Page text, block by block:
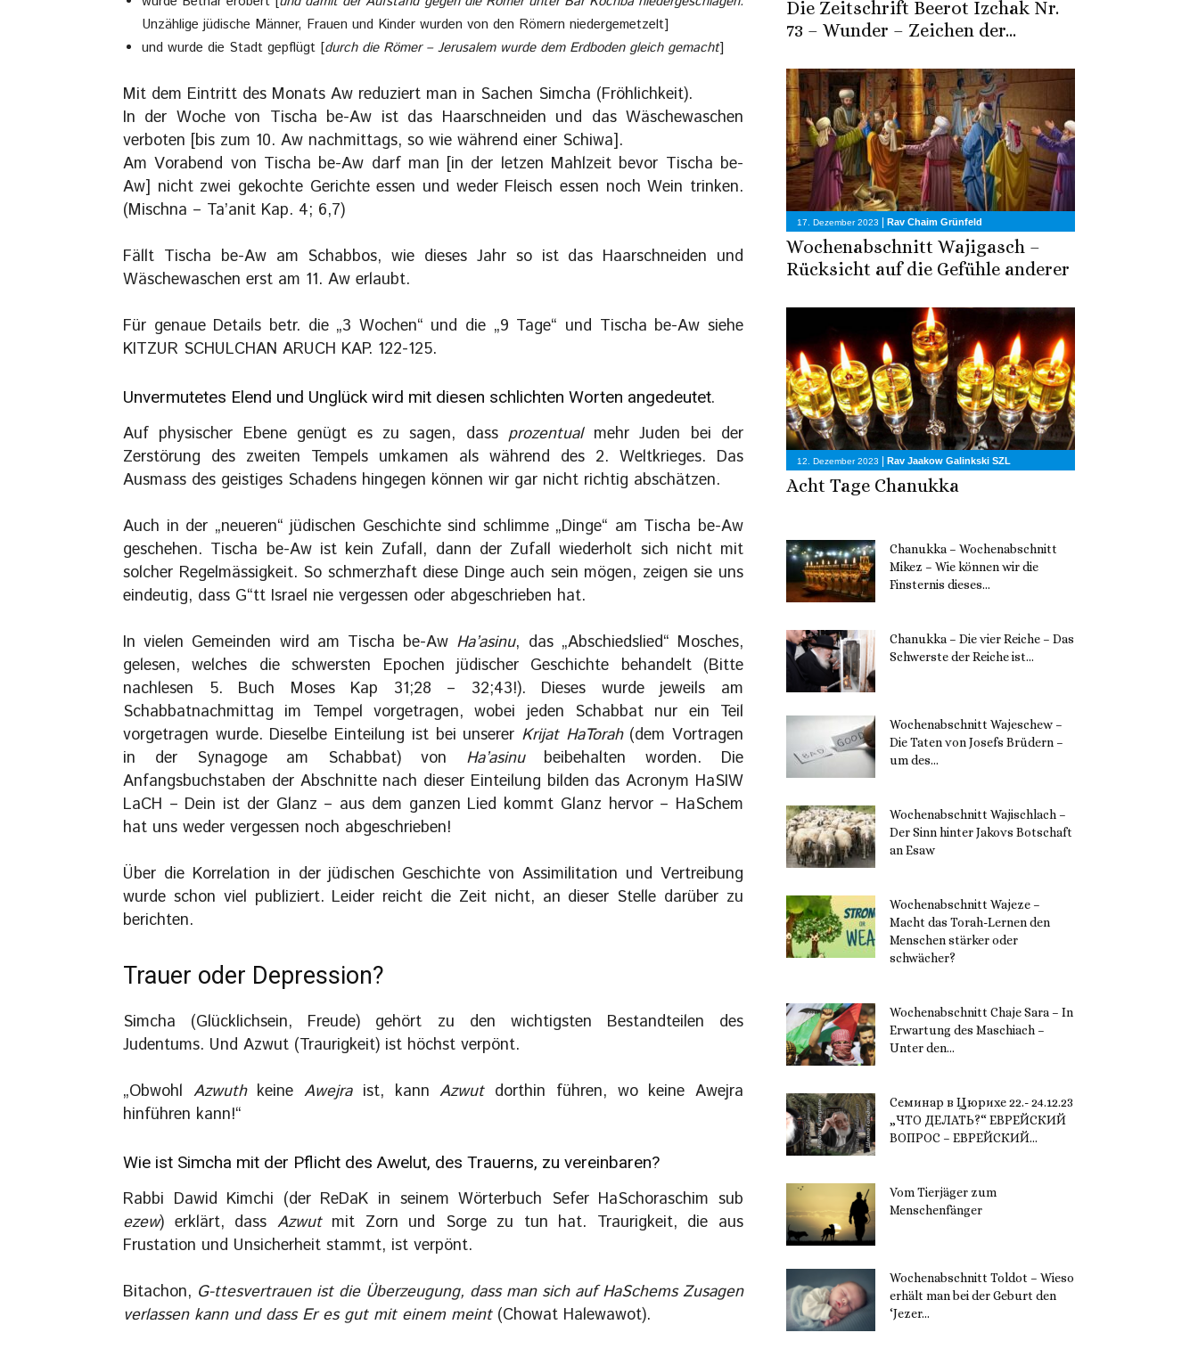
Unzählige jüdische Männer, Frauen und Kinder wurden von den Römern niedergemetzelt]
und wurde die Stadt gepflügt [durch die Römer – Jerusalem wurde dem Erdboden gleich gemacht]
Mit dem Eintritt des Monats Aw reduziert man in Sachen Simcha (Fröhlichkeit).
In der Woche von Tischa be-Aw ist das Haarschneiden und das Wäschewaschen
verboten [bis zum 10. Aw nachmittags, so wie während einer Schiwa].
Am Vorabend von Tischa be-Aw darf man [in der letzen Mahlzeit bevor Tischa be-
Aw] nicht zwei gekochte Gerichte essen und weder Fleisch essen noch Wein trinken.
(Mischna – Ta’anit Kap. 4; 6,7)
Fällt Tischa be-Aw am Schabbos, wie dieses Jahr so ist das Haarschneiden und
Wäschewaschen erst am 11. Aw erlaubt.
Für genaue Details betr. die „3 Wochen“ und die „9 Tage“ und Tischa be-Aw siehe
KITZUR SCHULCHAN ARUCH KAP. 122-125.
Unvermutetes Elend und Unglück wird mit diesen schlichten Worten angedeutet.
Auf physischer Ebene genügt es zu sagen, dassprozentualmehr Juden bei der
Zerstörung des zweiten Tempels umkamen als während des 2. Weltkrieges. Das
Ausmass des geistiges Schadens hingegen können wir gar nicht richtig abschätzen.
Auch in der „neueren“ jüdischen Geschichte sind schlimme „Dinge“ am Tischa be-Aw
geschehen. Tischa be-Aw ist kein Zufall, dann der Zufall wiederholt sich nicht mit
solcher Regelmässigkeit. So schmerzhaft diese Dinge auch sein mögen, zeigen sie uns
eindeutig, dass G“tt Israel nie vergessen oder abgeschrieben hat.
In vielen Gemeinden wird am Tischa be-Aw Ha’asinu, das „Abschiedslied“ Mosches,
gelesen, welches die schwersten Epochen jüdischer Geschichte behandelt (Bitte
nachlesen 5. Buch Moses Kap 31;28 – 32;43!). Dieses wurde jeweils am
Schabbatnachmittag im Tempel vorgetragen, wobei jeden Schabbat nur ein Teil
vorgetragen wurde. Dieselbe Einteilung ist bei unserer Krijat HaTorah(dem Vortragen
in der Synagoge am Schabbat) von Ha’asinubeibehalten worden. Die
Anfangsbuchstaben der Abschnitte nach dieser Einteilung bilden das Acronym HaSIW
LaCH – Dein ist der Glanz – aus dem ganzen Lied kommt Glanz hervor – HaSchem
hat uns weder vergessen noch abgeschrieben!
Über die Korrelation in der jüdischen Geschichte von Assimilitation und Vertreibung
wurde schon viel publiziert. Leider reicht die Zeit nicht, an dieser Stelle darüber zu
berichten.
Trauer oder Depression?
Simcha (Glücklichsein, Freude) gehört zu den wichtigsten Bestandteilen des
Judentums. Und Azwut (Traurigkeit) ist höchst verpönt.
„Obwohl AzwuthkeineAwejraist, kannAzwutdorthin führen, wo keine Awejra
hinführen kann!“
Wie ist Simcha mit der Pflicht des Awelut, des Trauerns, zu vereinbaren?
Rabbi Dawid Kimchi (der ReDaK in seinem Wörterbuch Sefer HaSchoraschim sub
ezew) erklärt, dass Azwutmit Zorn und Sorge zu tun hat. Traurigkeit, die aus
Frustation und Unsicherheit stammt, ist verpönt.
Bitachon, G-ttesvertrauen ist die Überzeugung, dass man sich auf HaSchems Zusagen
verlassen kann und dass Er es gut mit einem meint (Chowat Halewawot).
Die Zeitschrift Beerot Izchak Nr.
73 – Wunder – Zeichen der...
17. Dezember 2023 | Rav Chaim Grünfeld
Wochenabschnitt Wajigasch –
Rücksicht auf die Gefühle anderer
12. Dezember 2023 | Rav Jaakow Galinkski SZL
Acht Tage Chanukka
Chanukka – Wochenabschnitt
Mikez – Wie können wir die
Finsternis dieses...
Chanukka – Die vier Reiche – Das
Schwerste der Reiche ist...
Wochenabschnitt Wajeschew –
Die Taten von Josefs Brüdern –
um des...
Wochenabschnitt Wajischlach –
Der Sinn hinter Jakovs Botschaft
an Esaw
Wochenabschnitt Wajeze –
Macht das Torah-Lernen den
Menschen stärker oder
schwächer?
Wochenabschnitt Chaje Sara – In
Erwartung des Maschiach –
Unter den...
Семинар в Цюрихе 22.- 24.12.23
„ЧТО ДЕЛАТЬ?“ ЕВРЕЙСКИЙ
ВОПРОС – ЕВРЕЙСКИЙ...
Vom Tierjäger zum
Menschenfänger
Wochenabschnitt Toldot – Wieso
erhält man bei der Geburt den
‘Jezer...